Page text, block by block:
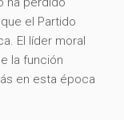
el Partido
El líder moral
la función
en esta época